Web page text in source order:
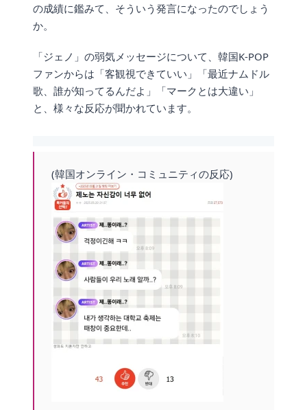
の成績に鑑みて、そういう発言になったのでしょう
か。
「ジェノ」の弱気メッセージについて、韓国K-POP
ファンからは「客観視できていい」「最近ナムドル
歌、誰が知ってるんだよ」「マークとは大違い」
と、様々な反応が聞かれています。
(韓国オンライン・コミュニティの反応)